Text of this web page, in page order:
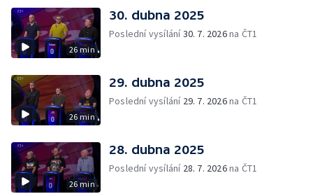
26 min
30. dubna 2025
Poslední vysílání30. 7. 2026na ČT1
26 min
29. dubna 2025
Poslední vysílání 29. 7. 2026na ČT1
26 min
28. dubna 2025
Poslední vysílání 28. 7. 2026na ČT1